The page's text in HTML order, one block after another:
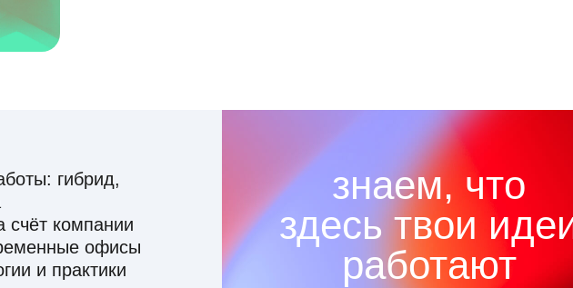
гибрид,
счёт компании
офисы
и практики
знаем, что
здесь твои
работают